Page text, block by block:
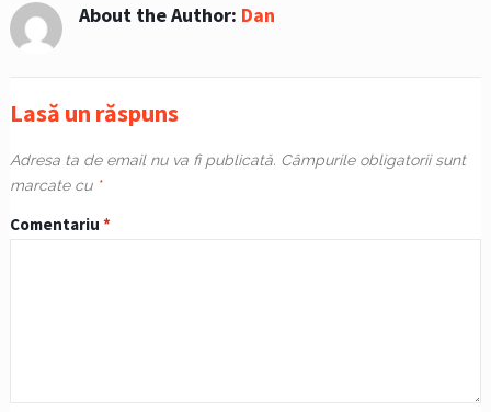
About the Author: Dan
Lasă un răspuns
Adresa ta de email nu va fi publicată. Câmpurile obligatorii sunt
marcate cu *
Comentariu *